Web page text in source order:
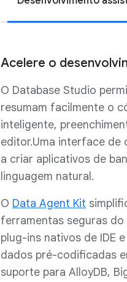
Acelere o
O Database Studio
resumam facilmente o
inteligente,
editor.Uma interface de
a criar aplicativos de
linguagem natural.
O Data Agent Kit
ferramentas seguras do
plug-ins nativos de IDE
dados pré-codificadas
suporte para AlloyDB,